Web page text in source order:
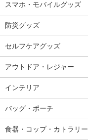
スマホ・モバイルグッズ
防災グッズ
セルフケアグッズ
アウトドア・レジャー
インテリア
バッグ・ポーチ
食器・コップ・カトラリー